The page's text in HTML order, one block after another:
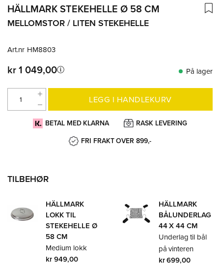
HÄLLMARK STEKEHELLE Ø 58 CM
MELLOMSTOR / LITEN STEKEHELLE
Art.nr HM8803
kr 1 049,00 På lager
LEGG I HANDLEKURV
BETAL MED KLARNA
RASK LEVERING
FRI FRAKT OVER 899,-
TILBEHØR
HÄLLMARK
LOKK TIL
STEKEHELLE Ø
58 CM
Medium lokk
kr 949,00
HÄLLMARK
BÅLUNDERLAG
44 X 44 CM
Underlag til bål
på vinteren
kr 699,00